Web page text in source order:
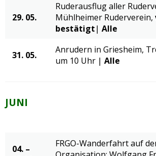
29. 05.
Ruderausflug aller
Mühlheimer Ruderverein,
bestätigt| Alle
31. 05.
Anrudern in Griesheim,
um 10 Uhr | Alle
JUNI
04. –
FRGO-Wanderfahrt auf